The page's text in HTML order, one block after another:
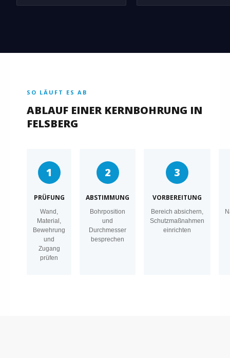
SO LÄUFT ES AB
ABLAUF EINER KERNBOHRUNG IN
FELSBERG
1
PRÜFUNG
Wand,
Material,
Bewehrung
und
Zugang
prüfen
2
ABSTIMMUNG
Bohrposition
und
Durchmesser
besprechen
3
VORBEREITUNG
Bereich absichern,
Schutzmaßnahmen
einrichten